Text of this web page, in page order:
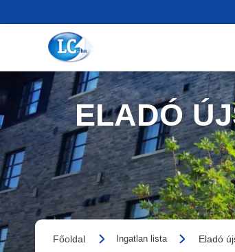
ELADÓ
Főoldal Ingatlan lista Eladó